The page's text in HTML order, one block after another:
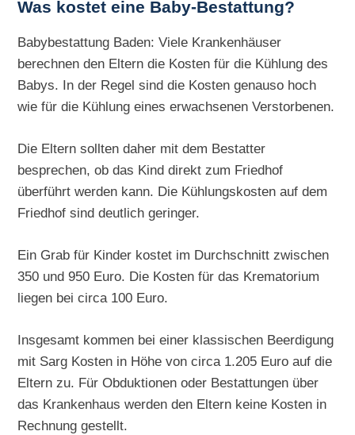
Was kostet eine Baby-Bestattung?
Babybestattung Baden: Viele Krankenhäuser
berechnen den Eltern die Kosten für die Kühlung des
Babys. In der Regel sind die Kosten genauso hoch
wie für die Kühlung eines erwachsenen Verstorbenen.
Die Eltern sollten daher mit dem Bestatter
besprechen, ob das Kind direkt zum Friedhof
überführt werden kann. Die Kühlungskosten auf dem
Friedhof sind deutlich geringer.
Ein Grab für Kinder kostet im Durchschnitt zwischen
350 und 950 Euro. Die Kosten für das Krematorium
liegen bei circa 100 Euro.
Insgesamt kommen bei einer klassischen Beerdigung
mit Sarg Kosten in Höhe von circa 1.205 Euro auf die
Eltern zu. Für Obduktionen oder Bestattungen über
das Krankenhaus werden den Eltern keine Kosten in
Rechnung gestellt.